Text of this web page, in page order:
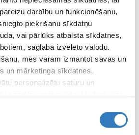
darbību un funkcionēšanu,
piekrišanu sīkdatņu
vai pārlūks atbalsta sīkdatnes,
saglabā izvēlēto valodu.
mēs varam izmantot savas un
un mārketinga sīkdatnes,
personalizētu saturu un
Jūs izmantojat mūsu vietni, mēs
sociālās saziņas līdzekļu,
SPECIĀLISTI
diagnostika” speciālisti
APDROŠINĀTĀJI
apdrošinātājus šeit